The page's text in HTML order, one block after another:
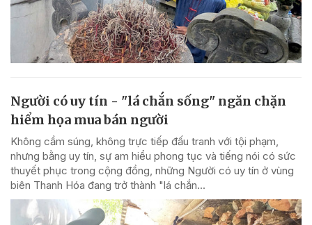
Người có uy tín - "lá chắn sống" ngăn chặn
hiểm họa mua bán người
Không cầm súng, không trực tiếp đấu tranh với tội phạm,
nhưng bằng uy tín, sự am hiểu phong tục và tiếng nói có sức
thuyết phục trong cộng đồng, những Người có uy tín ở vùng
biên Thanh Hóa đang trở thành "lá chắn...